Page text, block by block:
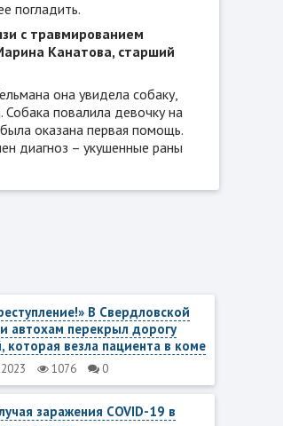
погладить.
с травмированием
Канатова, старший
она увидела собаку,
Собака повалила девочку на
оказана первая помощь.
диагноз – укушенные раны
В Свердловской
автохам перекрыл дорогу
которая везла пациента в коме
1076 0
заражения COVID-19 в